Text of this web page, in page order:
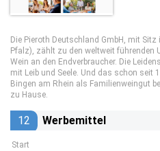
Die Pieroth Deutschland GmbH, mit
Pfalz), zählt zu den weltweit führenden
Wein an den Endverbraucher. Die
mit Leib und Seele. Und das schon seit
Bingen am Rhein als Familienweingut
zu Hause.
12 Werbemittel
Start